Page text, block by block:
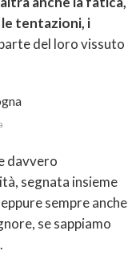
tentazioni, i
del loro vissuto
davvero
segnata insieme
sempre anche
se sappiamo